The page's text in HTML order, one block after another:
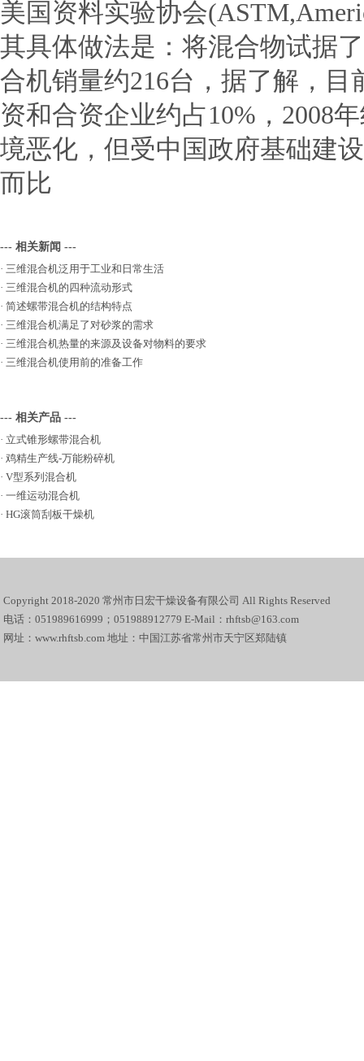
美国资料实验协会
其具体做法是：将混合物试据
合机销量约216台，据了解，
资和合资企业约占10%，2008
境恶化，但受中国政府基础建
而比
--- 相关新闻 ---
· 三维混合机泛用于工业和日常生活
· 三维混合机的四种流动形式
· 简述螺带混合机的结构特点
· 三维混合机满足了对砂浆的需求
· 三维混合机热量的来源及设备对物料的要求
· 三维混合机使用前的准备工作
--- 相关产品 ---
· 立式锥形螺带混合机
· 鸡精生产线-万能粉碎机
· V型系列混合机
· 一维运动混合机
· HG滚筒刮板干燥机
Copyright 2018-2020 常州市日宏干燥设备有限公司 All Rights Reserved
电话：051989616999；051988912779 E-Mail：rhftsb@163.com
网址：www.rhftsb.com 地址：中国江苏省常州市天宁区郑陆镇